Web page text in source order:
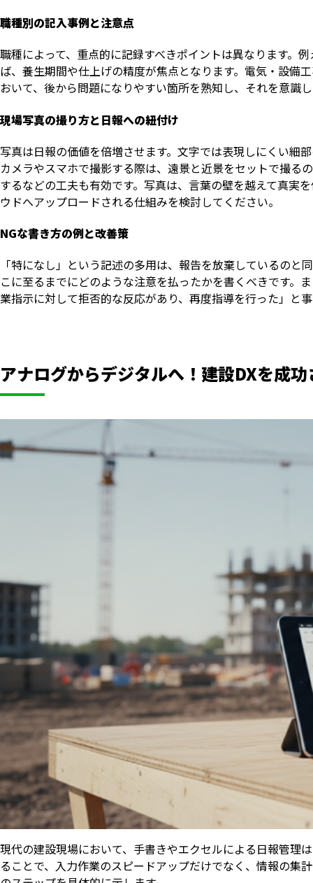
職種別の記入事例と注意点
職種によって、重点的に記録すべきポイントは異なります。
ば、養生期間や仕上げの精度が焦点となります。電気・設備
おいて、後から問題になりやすい箇所を熟知し、それを意識
現場写真の撮り方と日報への紐付け
写真は日報の価値を倍増させます。文字では表現しにくい細
カメラやスマホで撮影する際は、遠景と近景をセットで撮る
するなどの工夫も有効です。写真は、言葉の壁を越えて真実
ウドへアップロードされる仕組みを検討してください。
NGな書き方の例と改善策
「特になし」という記述の多用は、報告を放棄しているの
こに至るまでにどのような注意を払ったかを書くべきです。
業指示に対して拒否的な反応があり、再度指導を行った」と
アナログからデジタルへ！建設DXを成
現代の建設現場において、手書きやエクセルによる日報管理
ることで、入力作業のスピードアップだけでなく、情報の集